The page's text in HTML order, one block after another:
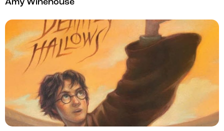
Amy Winehouse